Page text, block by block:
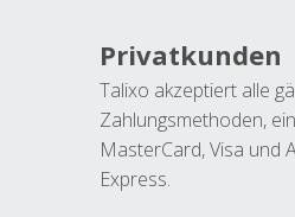
Privatkunden
Talixo akzeptiert alle
Zahlungsmethoden,
MasterCard, Visa und
Express.